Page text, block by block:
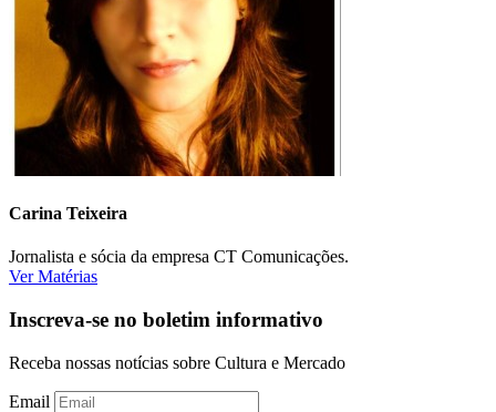
Carina Teixeira
Jornalista e sócia da empresa CT Comunicações.
Ver Matérias
Inscreva-se no boletim informativo
Receba nossas notícias sobre Cultura e Mercado
Email